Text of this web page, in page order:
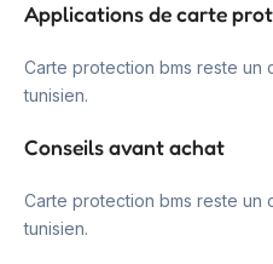
Applications de carte
Carte protection bms reste un
tunisien.
Conseils avant achat
Carte protection bms reste un
tunisien.